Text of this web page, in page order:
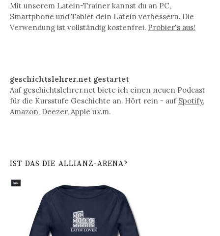
Mit unserem Latein-Trainer kannst du an PC,
Smartphone und Tablet dein Latein verbessern. Die
Verwendung ist vollständig kostenfrei. Probier's aus!
geschichtslehrer.net gestartet
Auf geschichtslehrer.net biete ich einen neuen Podcast
für die Kursstufe Geschichte an. Hört rein - auf Spotify,
Amazon, Deezer, Apple u.v.m.
IST DAS DIE ALLIANZ-ARENA?